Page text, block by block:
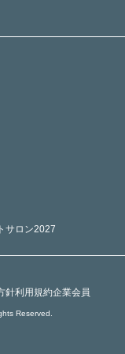
サロン2027
針利用規約企業会員
Reserved.